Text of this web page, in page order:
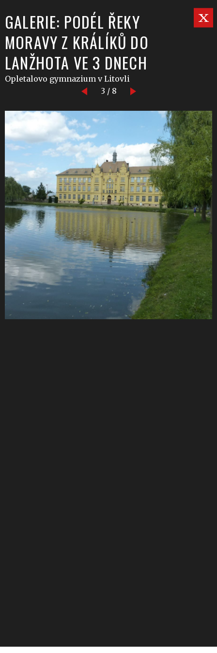
GALERIE: PODÉL ŘEKY
MORAVY Z KRÁLÍKŮ DO
LANŽHOTA VE 3 DNECH
Opletalovo gymnazium v Litovli
3 / 8